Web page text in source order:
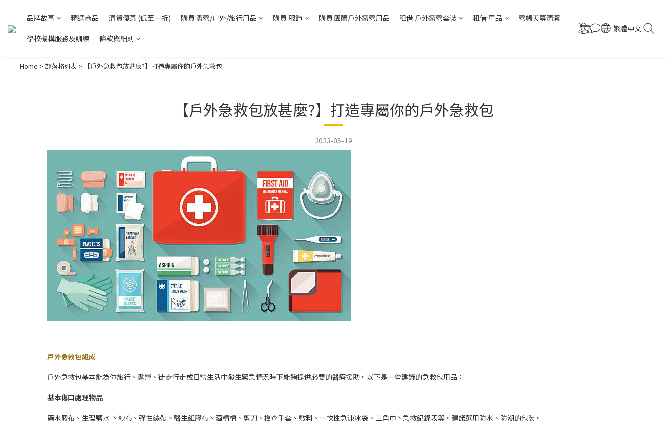
品牌故事 精選商品 清貨優惠 (低至一折) 購買 露營/户外/旅行用品 購買 服飾 購買 團體戶外露營用品 租借 戶外露營套裝 租借 單品 營帳天幕清潔
學校機構服務及訓練 條款與細則
繁體中文
Home > 部落格列表 > 【戶外急救包放甚麼?】打造專屬你的戶外急救包
【戶外急救包放甚麼?】打造專屬你的戶外急救包
2023-05-19
戶外急救包組成
戶外急救包基本能為你旅行、露營、徒步行走或日常生活中發生緊急情況時下能夠提供必要的醫療援助。以下是一些建議的急救包用品：
基本傷口處理物品
藥水膠布、生理鹽水 丶紗布、彈性繃帶丶醫生紙膠布丶酒精棉、剪刀、檢查手套、敷料、一次性急涷冰袋、三角巾丶急救紀錄表等。建議選用防水、防潮的包裝。